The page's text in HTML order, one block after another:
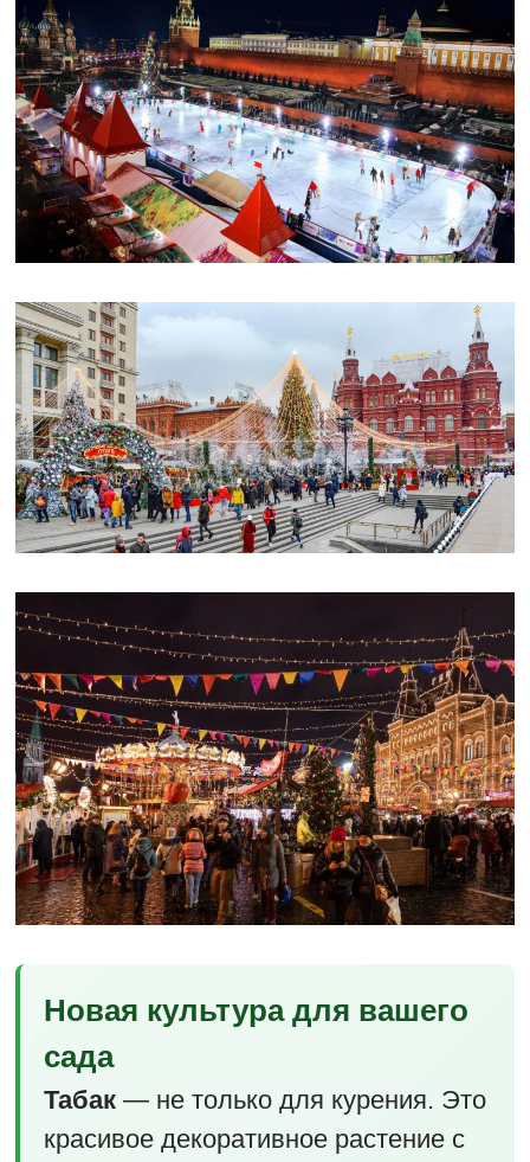
Новая культура для вашего
сада
Табак— не только для курения. Это
красивое декоративное растение с